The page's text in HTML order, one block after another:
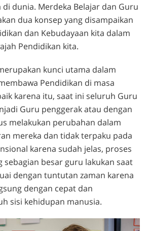
dunia. Merdeka Belajar dan Guru
dua konsep yang disampaikan
dan Kebudayaan kita dalam
Pendidikan kita.
kunci utama dalam
Pendidikan di masa
karena itu, saat ini seluruh Guru
Guru penggerak atau dengan
melakukan perubahan dalam
mereka dan tidak terpaku pada
karena sudah jelas, proses
sebagian besar guru lakukan saat
dengan tuntutan zaman karena
dengan cepat dan
sisi kehidupan manusia.